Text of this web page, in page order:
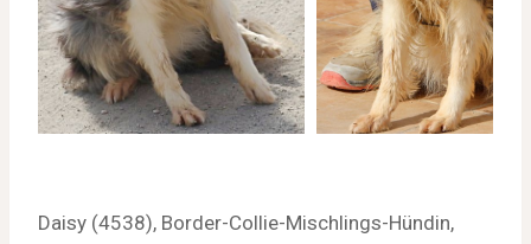
Daisy (4538), Border-Collie-Mischlings-Hündin,